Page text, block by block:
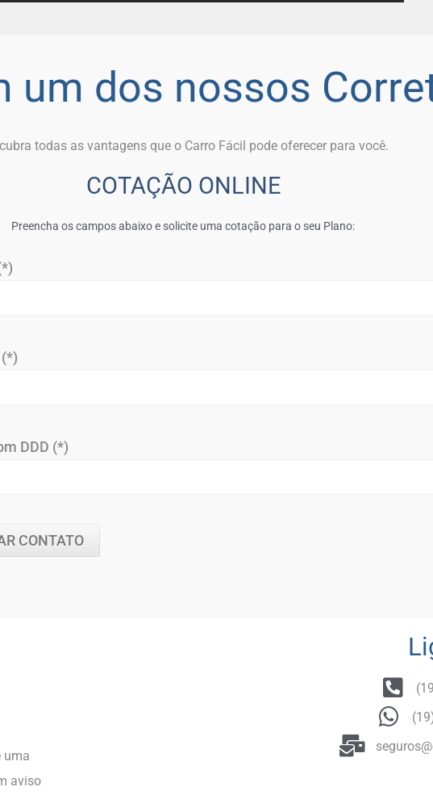
um dos nossos
todas as vantagens que o Carro Fácil pode oferecer para você.
COTAÇÃO ONLINE
Preencha os campos abaixo e solicite uma cotação para o seu Plano:
DDD (*)
uma
aviso